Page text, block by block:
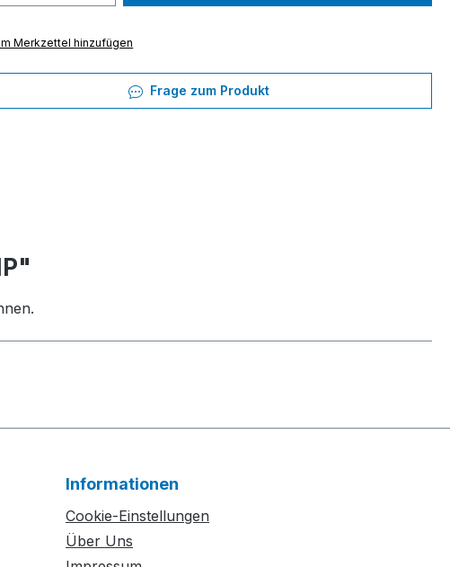
Merkzettel hinzufügen
Frage zum Produkt
Informationen
Cookie-Einstellungen
Über Uns